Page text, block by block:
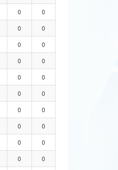
0
0
0
0
0
0
0
0
0
0
0
0
0
0
0
0
0
0
0
0